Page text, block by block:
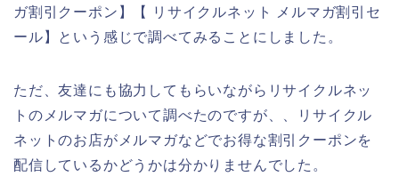
ガ割引クーポン】【 リサイクルネット メルマガ割引セ
ール】という感じで調べてみることにしました。
ただ、友達にも協力してもらいながらリサイクルネッ
トのメルマガについて調べたのですが、、リサイクル
ネットのお店がメルマガなどでお得な割引クーポンを
配信しているかどうかは分かりませんでした。